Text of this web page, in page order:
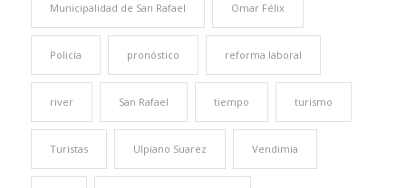
Municipalidad de San Rafael Omar Félix
Policía pronóstico reforma laboral
river San Rafael tiempo turismo
Turistas Ulpiano Suarez Vendimia